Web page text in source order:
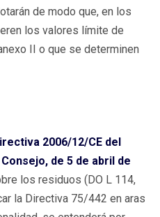
de modo que, en los
los valores límite de
II o que se determinen
2006/12/CE del
de 5 de abril de
los residuos (DO L 114,
la Directiva 75/442 en aras